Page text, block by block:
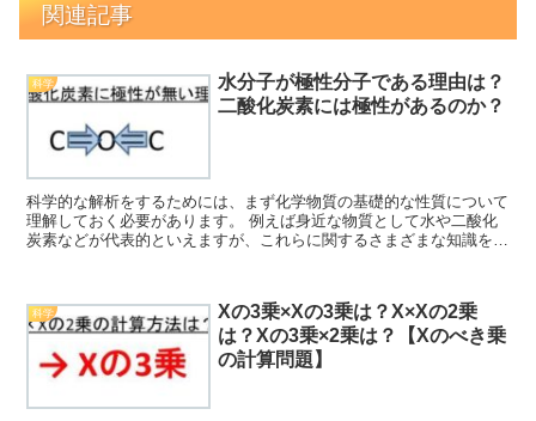
関連記事
科学
水分子が極性分子である理由は？
二酸化炭素には極性があるのか？
科学的な解析をするためには、まず化学物質の基礎的な性質について
理解しておく必要があります。 例えば身近な物質として水や二酸化
炭素などが代表的といえますが、これらに関するさまざまな知識を身
科学
Xの3乗×Xの3乗は？X×Xの2乗
は？Xの3乗×2乗は？【Xのべき乗
の計算問題】